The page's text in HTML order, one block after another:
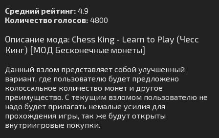
Средний рейтинг: 4.9
Количество голосов: 4800
Описание мода: Chess King - Learn to Play (Чесс
Кинг) [МОД Бесконечные монеты]
Данный взлом представляет собой улучшенный
вариант, где пользователю будет предложено
колоссальное количество монет и другое
преимущество. С текущим взломом пользователю не
надо будет прилагать немалые усилия для
прохождения игры, так же будут открыты
внутриигровые покупки.